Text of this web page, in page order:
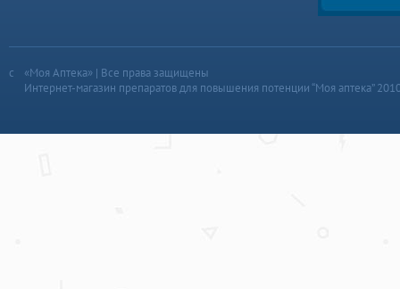
«Моя Аптека» | Все права защищены
Интернет-магазин препаратов для повышения потенции “Моя аптека”